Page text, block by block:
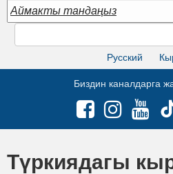
Русский
Биздин каналдарга
Түркиядагы